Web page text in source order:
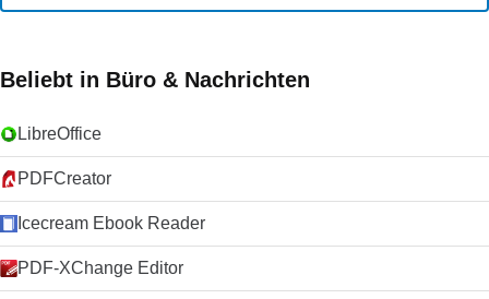
Beliebt in Büro & Nachrichten
LibreOffice
PDFCreator
Icecream Ebook Reader
PDF-XChange Editor